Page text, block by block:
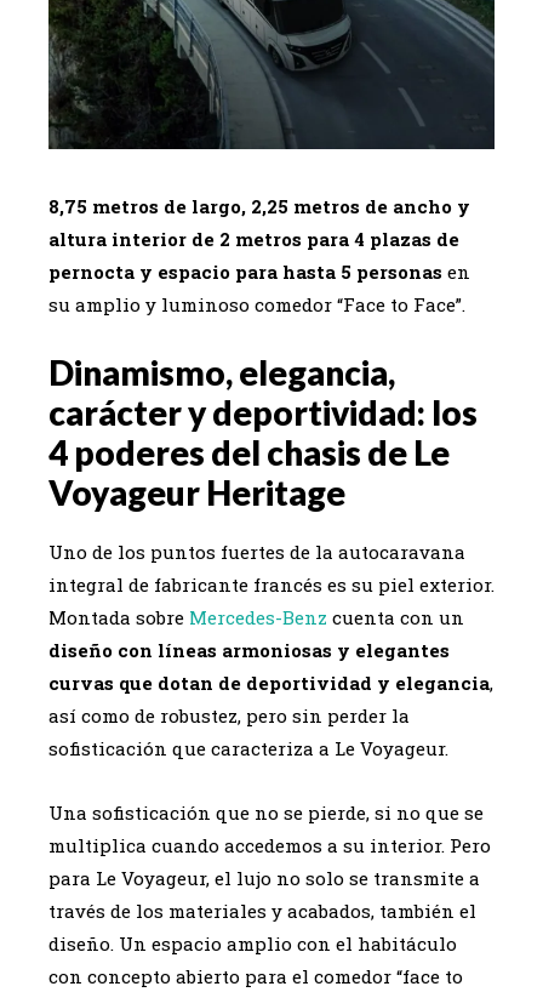
8,75 metros de largo, 2,25 metros de ancho y
altura interior de 2 metros para 4 plazas de
pernocta y espacio para hasta 5 personas en
su amplio y luminoso comedor “Face to Face”.
Dinamismo, elegancia,
carácter y deportividad: los
4 poderes del chasis de Le
Voyageur Heritage
Uno de los puntos fuertes de la autocaravana
integral de fabricante francés es su piel exterior.
Montada sobre Mercedes-Benz cuenta con un
diseño con líneas armoniosas y elegantes
curvas que dotan de deportividad y elegancia,
así como de robustez, pero sin perder la
sofisticación que caracteriza a Le Voyageur.
Una sofisticación que no se pierde, si no que se
multiplica cuando accedemos a su interior. Pero
para Le Voyageur, el lujo no solo se transmite a
través de los materiales y acabados, también el
diseño. Un espacio amplio con el habitáculo
con concepto abierto para el comedor “face to